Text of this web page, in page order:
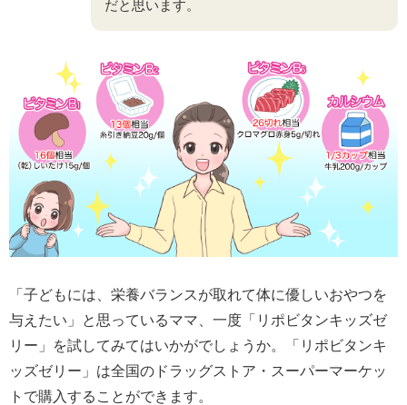
だと思います。
「子どもには、栄養バランスが取れて体に優しいおやつを
与えたい」と思っているママ、一度「リポビタンキッズゼ
リー」を試してみてはいかがでしょうか。「リポビタンキ
ッズゼリー」は全国のドラッグストア・スーパーマーケッ
トで購入することができます。